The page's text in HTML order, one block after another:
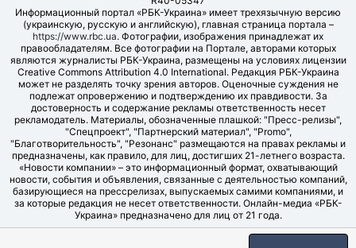
Информационный портал «РБК-Украина» имеет трехязычную версию
(украинскую, русскую и английскую), главная страница портала –
https://www.rbc.ua. Фотографии, изображения принадлежат их
правообладателям. Все фотографии на Портале, авторами которых
являются журналисты РБК-Украина, размещены на условиях лицензии
Creative Commons Attribution 4.0 International. Редакция РБК-Украина
может не разделять точку зрения авторов. Оценочные суждения не
подлежат опровержению и подтверждению их правдивости. За
достоверность и содержание рекламы ответственность несет
рекламодатель. Материалы, обозначенные плашкой: "Пресс-релизы",
"Спецпроект", "Партнерский материал", "Promo",
"Благотворительность", "Резонанс" размещаются на правах рекламы и
предназначены, как правило, для лиц, достигших 21-летнего возраста.
«Новости компании» – это информационный формат, охватывающий
новости, события и объявления, связанные с деятельностью компаний,
базирующиеся на прессрелизах, выпускаемых самими компаниями, и
за которые редакция не несет ответственности. Онлайн-медиа «РБК-
Украина» предназначено для лиц от 21 года.
© LLC "UBT MEDIA", 2006-2026.